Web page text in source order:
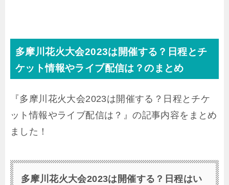
多摩川花火大会2023は開催する？日程とチ
ケット情報やライブ配信は？のまとめ
『多摩川花火大会2023は開催する？日程とチケ
ット情報やライブ配信は？』の記事内容をまとめ
ました！
多摩川花火大会2023は開催する？日程はい